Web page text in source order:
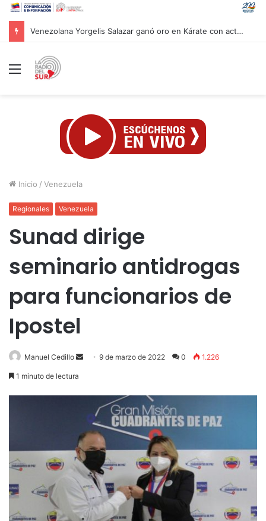
Venezuela y Brasil revisan agenda común de cooperación
Menú
Inicio / Venezuela
Regionales Venezuela
Sunad dirige
seminario antidrogas
para funcionarios de
Ipostel
Manuel Cedillo
Send9 de marzo de 2022 0 1.226
1 minuto de lectura